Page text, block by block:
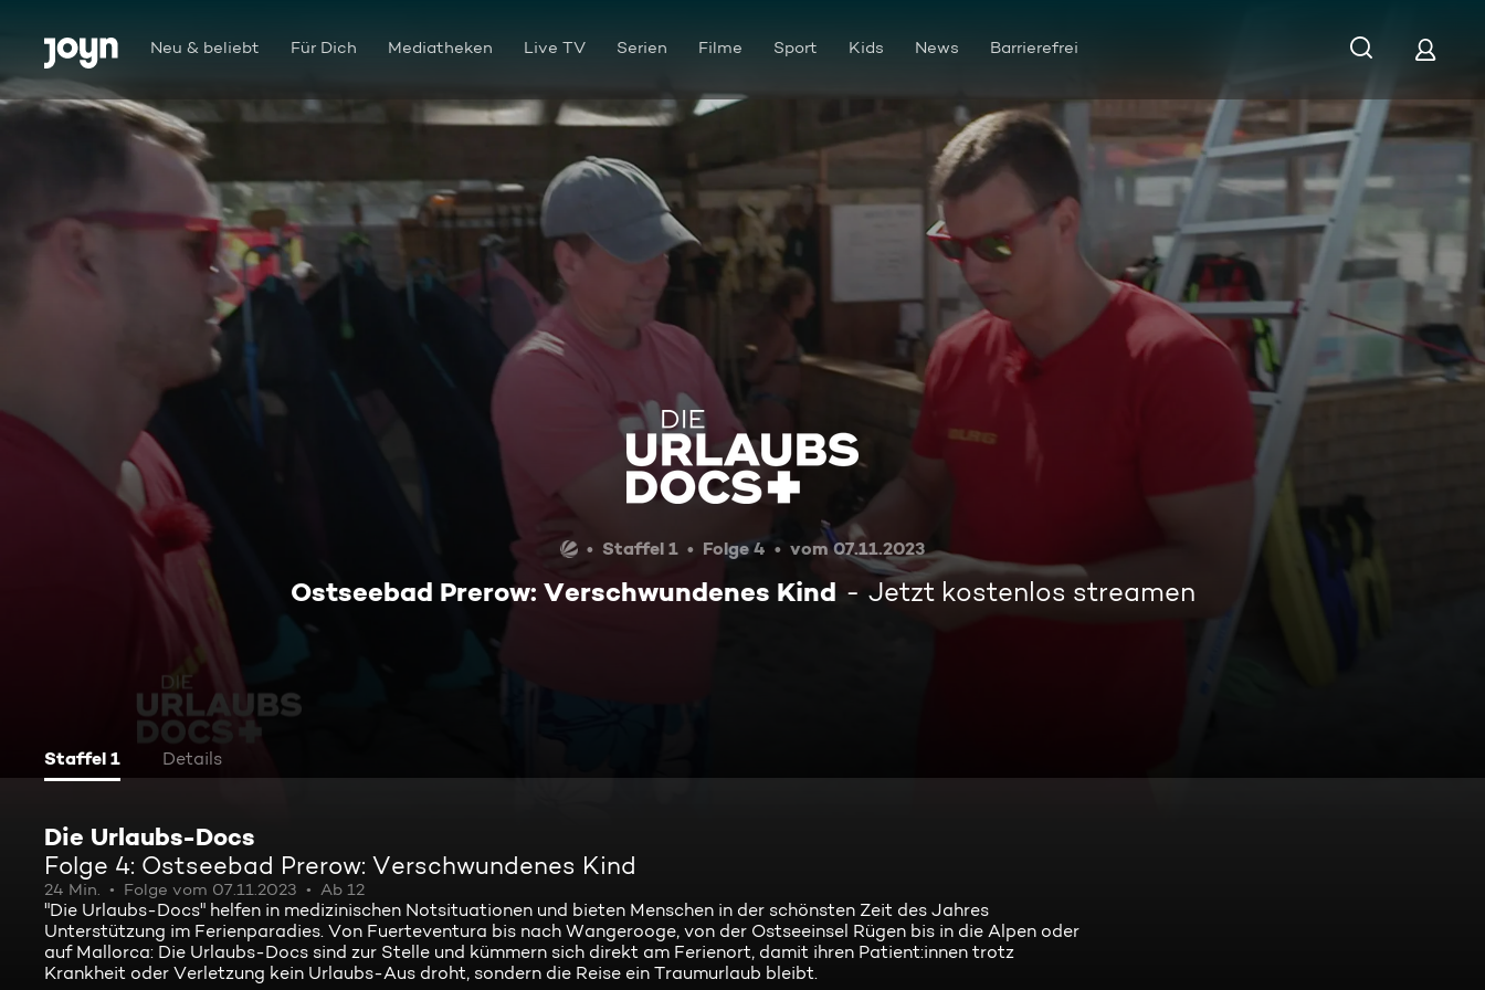
Zum Inhalt springen
Barrierefrei Neu & beliebt Für Dich Mediatheken Live TV Serien Filme Sport Kids News Barrierefrei
Staffel 1 Folge 4 vom 07.11.2023
Ostseebad Prerow: Verschwundenes Kind Jetzt kostenlos streamen
Staffel 1 Details
Die Urlaubs-Docs
Folge 4: Ostseebad Prerow: Verschwundenes Kind
24 Min. Folge vom 07.11.2023 Ab 12
"Die Urlaubs-Docs" helfen in medizinischen Notsituationen und bieten Menschen in der schönsten Zeit des Jahres
Unterstützung im Ferienparadies. Von Fuerteventura bis nach Wangerooge, von der Ostseeinsel Rügen bis in die Alpen oder
auf Mallorca: Die Urlaubs-Docs sind zur Stelle und kümmern sich direkt am Ferienort, damit ihren Patient:innen trotz
Krankheit oder Verletzung kein Urlaubs-Aus droht, sondern die Reise ein Traumurlaub bleibt.